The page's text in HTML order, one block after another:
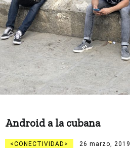
Android a la cubana
CONECTIVIDAD 26 marzo, 2019